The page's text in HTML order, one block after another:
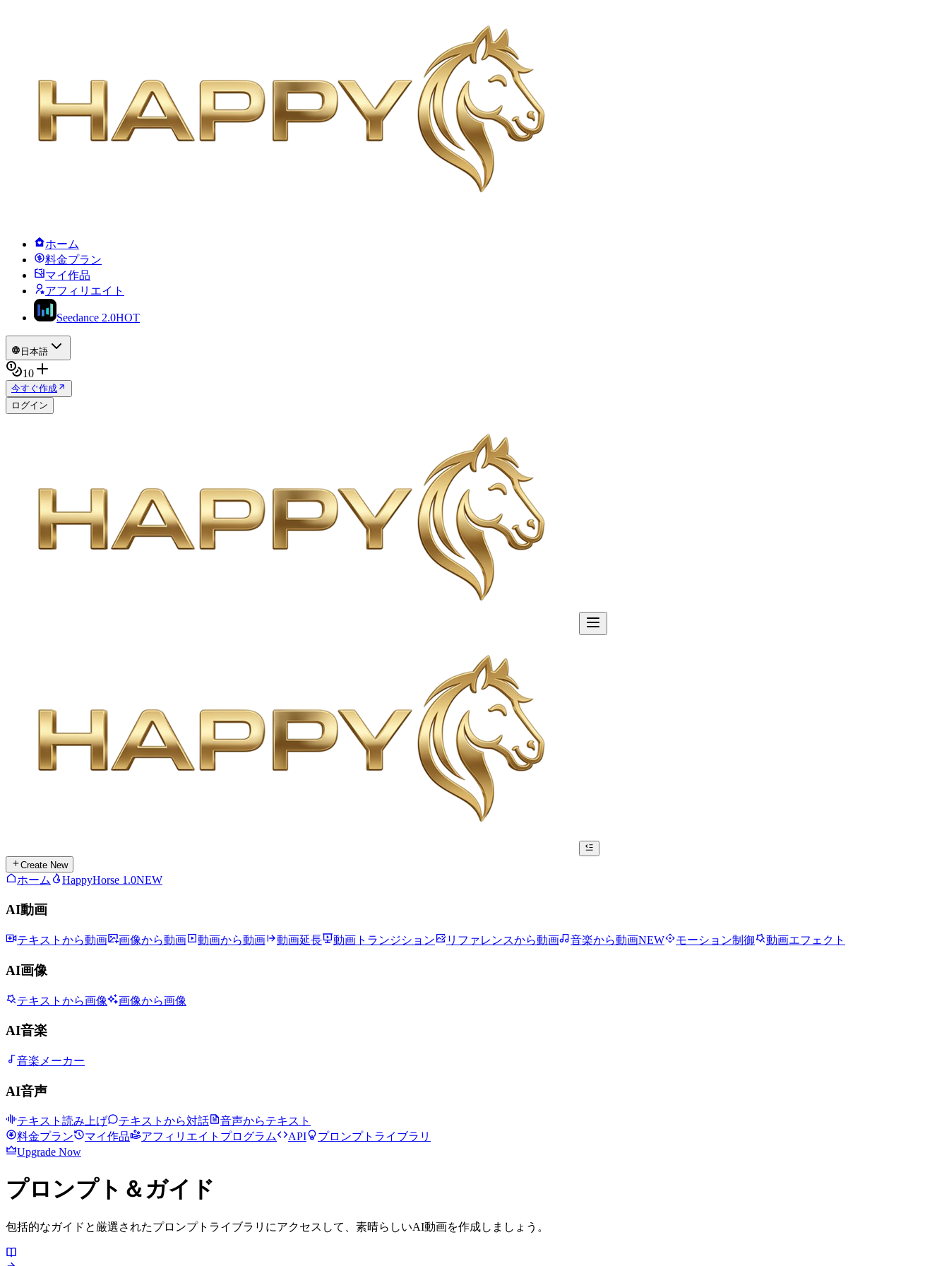
ホーム
料金プラン
マイ作品
アフィリエイト
Seedance 2.0HOT
日本語
10
今すぐ作成
ログイン
Create New
ホーム HappyHorse 1.0NEW
AI動画
テキストから動画 画像から動画 動画から動画 動画延長 動画トランジション リファレンスから動画 音楽から動画NEW モーション制御 動画エフェクト
AI画像
テキストから画像 画像から画像
AI音楽
音楽メーカー
AI音声
テキスト読み上げ テキストから対話
音声からテキスト
料金プラン
マイ作品 アフィリエイトプログラム API
プロンプトライブラリ
Upgrade Now
プロンプト＆ガイド
包括的なガイドと厳選されたプロンプトライブラリにアクセスして、素晴らしいAI動画を作成しましょう。